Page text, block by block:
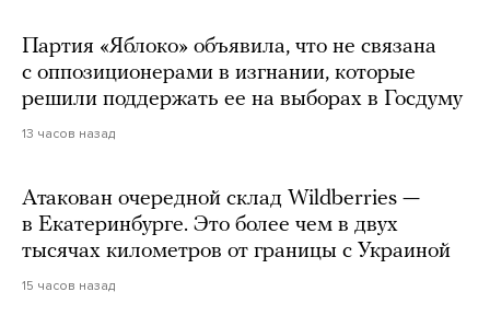
Партия «Яблоко» объявила, что не связана
с оппозиционерами в изгнании, которые
решили поддержать ее на выборах в Госдуму
13 часов назад
Атакован очередной склад Wildberries —
в Екатеринбурге. Это более чем в двух
тысячах километров от границы с Украиной
15 часов назад